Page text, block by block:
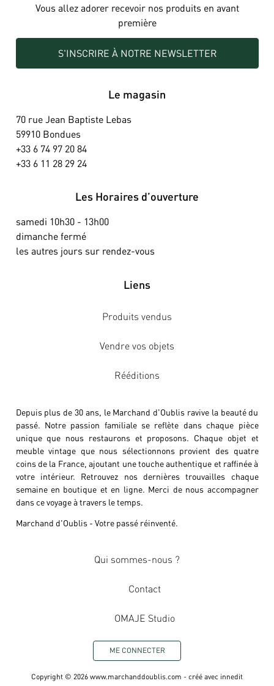
Vous allez adorer recevoir nos produits en avant
première
S'INSCRIRE À NOTRE NEWSLETTER
Le magasin
70 rue Jean Baptiste Lebas
59910 Bondues
+33 6 74 97 20 84
+33 6 11 28 29 24
Les Horaires d’ouverture
samedi 10h30 - 13h00
dimanche fermé
les autres jours sur rendez-vous
Liens
Produits vendus
Vendre vos objets
Rééditions
Depuis plus de 30 ans, le Marchand d'Oublis ravive la beauté du
passé. Notre passion familiale se reflète dans chaque pièce
unique que nous restaurons et proposons. Chaque objet et
meuble vintage que nous sélectionnons provient des quatre
coins de la France, ajoutant une touche authentique et raffinée à
votre intérieur. Retrouvez nos dernières trouvailles chaque
semaine en boutique et en ligne. Merci de nous accompagner
dans ce voyage à travers le temps.
Marchand d'Oublis - Votre passé réinventé.
Qui sommes-nous ?
Contact
OMAJE Studio
ME CONNECTER
Copyright © 2026 www.marchanddoublis.com - créé avec innedit